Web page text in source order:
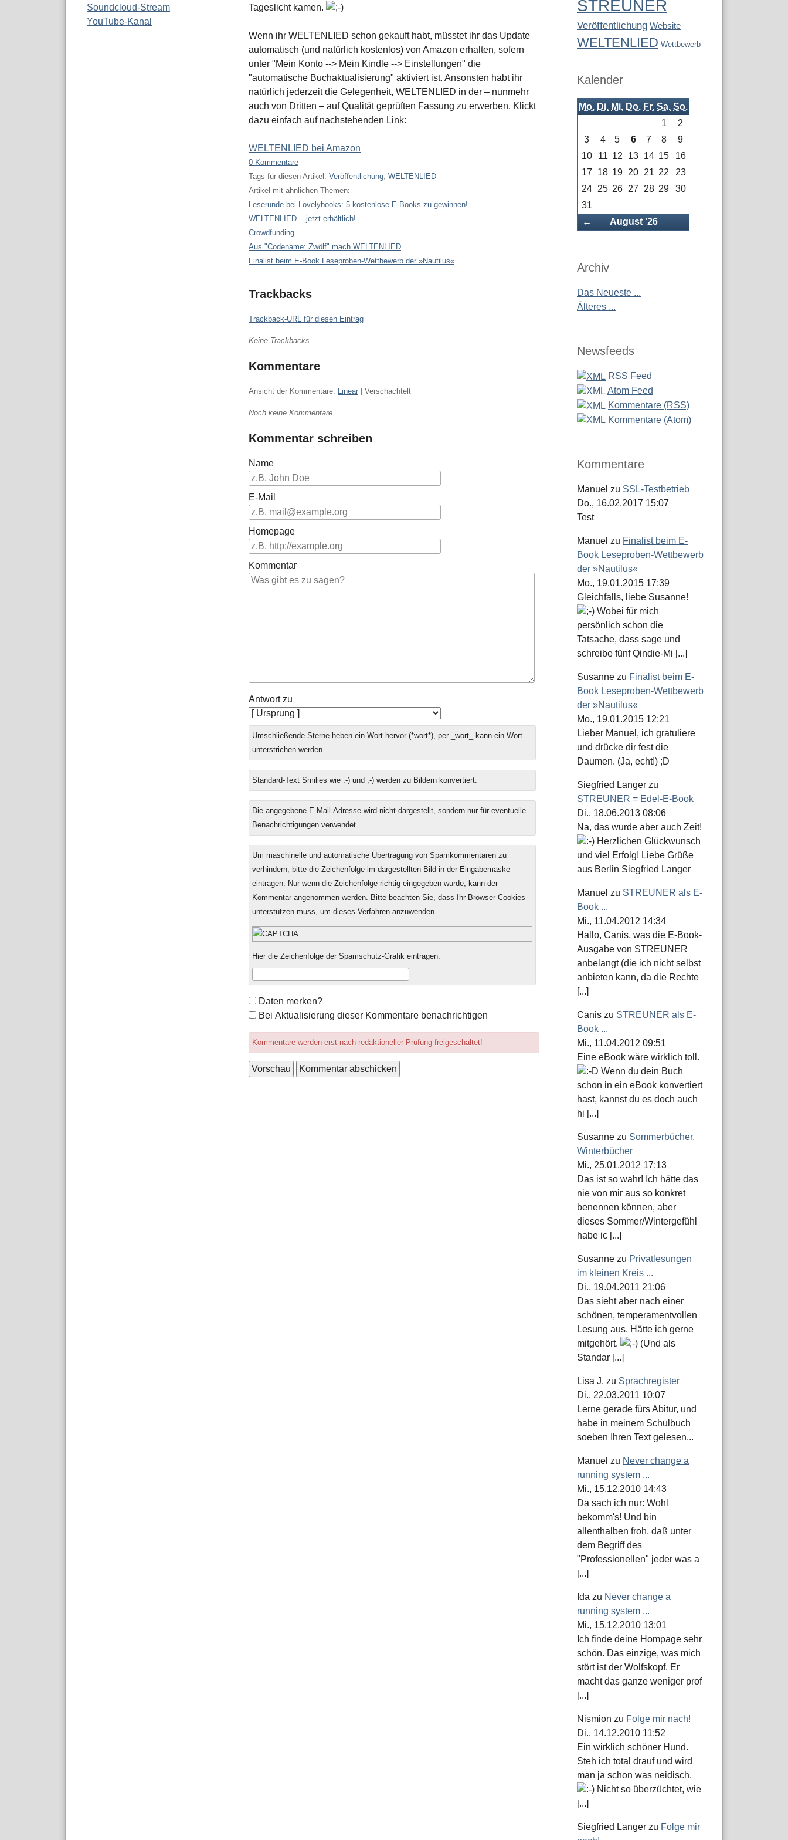
Tageslicht kamen.
Wenn ihr WELTENLIED schon gekauft habt, müsstet ihr das Update
automatisch (und natürlich kostenlos) von Amazon erhalten, sofern
unter "Mein Konto --> Mein Kindle --> Einstellungen" die
"automatische Buchaktualisierung" aktiviert ist. Ansonsten habt ihr
natürlich jederzeit die Gelegenheit, WELTENLIED in der – nunmehr
auch von Dritten – auf Qualität geprüften Fassung zu erwerben. Klickt
dazu einfach auf nachstehenden Link:
WELTENLIED bei Amazon
0 Kommentare
Tags für diesen Artikel: Veröffentlichung, WELTENLIED
Artikel mit ähnlichen Themen:
Leserunde bei Lovelybooks: 5 kostenlose E-Books zu gewinnen!
WELTENLIED -- jetzt erhältlich!
Crowdfunding
Aus "Codename: Zwölf" mach WELTENLIED
Finalist beim E-Book Leseproben-Wettbewerb der »Nautilus«
Trackbacks
Trackback-URL für diesen Eintrag
Keine Trackbacks
Kommentare
Ansicht der Kommentare: Linear | Verschachtelt
Noch keine Kommentare
Kommentar schreiben
Name
E-Mail
Homepage
Kommentar
Antwort zu
Umschließende Sterne heben ein Wort hervor (*wort*), per _wort_ kann ein Wort
unterstrichen werden.
Standard-Text Smilies wie :-) und ;-) werden zu Bildern konvertiert.
Die angegebene E-Mail-Adresse wird nicht dargestellt, sondern nur für eventuelle
Benachrichtigungen verwendet.
Um maschinelle und automatische Übertragung von Spamkommentaren zu
verhindern, bitte die Zeichenfolge im dargestellten Bild in der Eingabemaske
eintragen. Nur wenn die Zeichenfolge richtig eingegeben wurde, kann der
Kommentar angenommen werden. Bitte beachten Sie, dass Ihr Browser Cookies
unterstützen muss, um dieses Verfahren anzuwenden.
Hier die Zeichenfolge der Spamschutz-Grafik eintragen:
Formular-
Optionen
Daten merken?
Bei Aktualisierung dieser Kommentare benachrichtigen
Kommentare werden erst nach redaktioneller Prüfung freigeschaltet!
Soundcloud-Stream
YouTube-Kanal
STREUNER
Veröffentlichung Website
WELTENLIED Wettbewerb
Kalender
Mo. Di. Mi. Do. Fr. Sa. So.
← ZurückAugust '26
1
2
3
4 5 6 7 8
9
10
11 12 13 14 15
16
17
18 19 20 21 22
23
24
25 26 27 28 29
30
31
Archiv
Das Neueste ...
Älteres ...
Newsfeeds
RSS Feed
Atom Feed
Kommentare (RSS)
Kommentare (Atom)
Kommentare
Manuel zu SSL-Testbetrieb
Do., 16.02.2017 15:07
Test
Manuel zu Finalist beim E-
Book Leseproben-Wettbewerb
der »Nautilus«
Mo., 19.01.2015 17:39
Gleichfalls, liebe Susanne!
Wobei für mich
persönlich schon die
Tatsache, dass sage und
schreibe fünf Qindie-Mi [...]
Susanne zu Finalist beim E-
Book Leseproben-Wettbewerb
der »Nautilus«
Mo., 19.01.2015 12:21
Lieber Manuel, ich gratuliere
und drücke dir fest die
Daumen. (Ja, echt!) ;D
Siegfried Langer zu
STREUNER = Edel-E-Book
Di., 18.06.2013 08:06
Na, das wurde aber auch Zeit!
Herzlichen Glückwunsch
und viel Erfolg! Liebe Grüße
aus Berlin Siegfried Langer
Manuel zu STREUNER als E-
Book ...
Mi., 11.04.2012 14:34
Hallo, Canis, was die E-Book-
Ausgabe von STREUNER
anbelangt (die ich nicht selbst
anbieten kann, da die Rechte
[...]
Canis zu STREUNER als E-
Book ...
Mi., 11.04.2012 09:51
Eine eBook wäre wirklich toll.
Wenn du dein Buch
schon in ein eBook konvertiert
hast, kannst du es doch auch
hi [...]
Susanne zu Sommerbücher,
Winterbücher
Mi., 25.01.2012 17:13
Das ist so wahr! Ich hätte das
nie von mir aus so konkret
benennen können, aber
dieses Sommer/Wintergefühl
habe ic [...]
Susanne zu Privatlesungen
im kleinen Kreis ...
Di., 19.04.2011 21:06
Das sieht aber nach einer
schönen, temperamentvollen
Lesung aus. Hätte ich gerne
mitgehört.
(Und als
Standar [...]
Lisa J. zu Sprachregister
Di., 22.03.2011 10:07
Lerne gerade fürs Abitur, und
habe in meinem Schulbuch
soeben Ihren Text gelesen...
Manuel zu Never change a
running system ...
Mi., 15.12.2010 14:43
Da sach ich nur: Wohl
bekomm's! Und bin
allenthalben froh, daß unter
dem Begriff des
"Professionellen" jeder was a
[...]
Ida zu Never change a
running system ...
Mi., 15.12.2010 13:01
Ich finde deine Hompage sehr
schön. Das einzige, was mich
stört ist der Wolfskopf. Er
macht das ganze weniger prof
[...]
Nismion zu Folge mir nach!
Di., 14.12.2010 11:52
Ein wirklich schöner Hund.
Steh ich total drauf und wird
man ja schon was neidisch.
Nicht so überzüchtet, wie
[...]
Siegfried Langer zu Folge mir